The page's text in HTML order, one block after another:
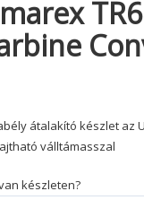
átalakító készlet az
válltámasszal
készleten?